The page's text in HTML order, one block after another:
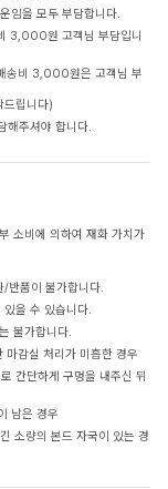
임을 모두 부담합니다.
3,000원 고객님 부담입니
송비 3,000원은 고객님 부
드립니다)
해주셔야 합니다.
소비에 의하여 재화 가치가
/반품이 불가합니다.
을 수 있습니다.
불가합니다.
마감실 처리가 미흡한 경우
간단하게 구멍을 내주신 뒤
남은 경우
소량의 본드 자국이 있는 경